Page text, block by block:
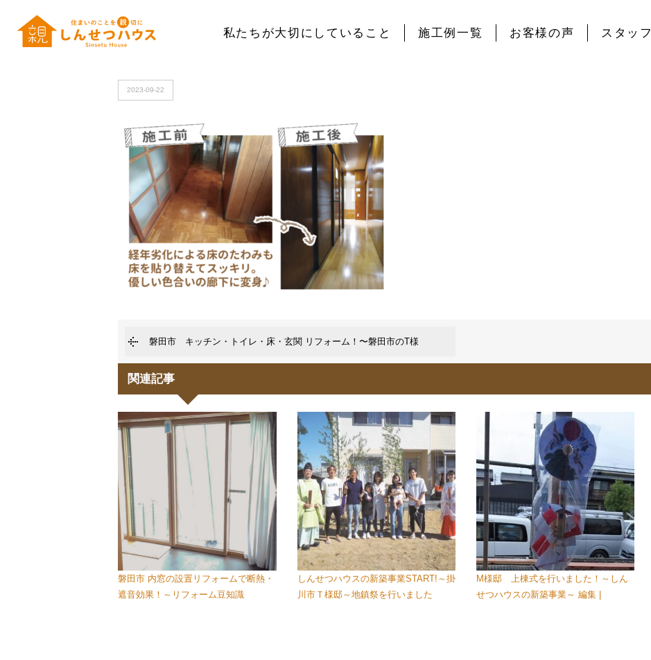
私たちが大切にしていること 施工例一覧 お客様の声 スタッフ
HOME >yuka_
2023-09-22
磐田市 キッチン・トイレ・床・玄関 リフォーム！〜磐田市のT様
関連記事
磐田市 内窓の設置リフォームで断熱・
遮音効果！～リフォーム豆知識
しんせつハウスの新築事業START!～掛
川市Ｔ様邸～地鎮祭を行いました
M様邸 上棟式を行いました！～しん
せつハウスの新築事業～ 編集 |